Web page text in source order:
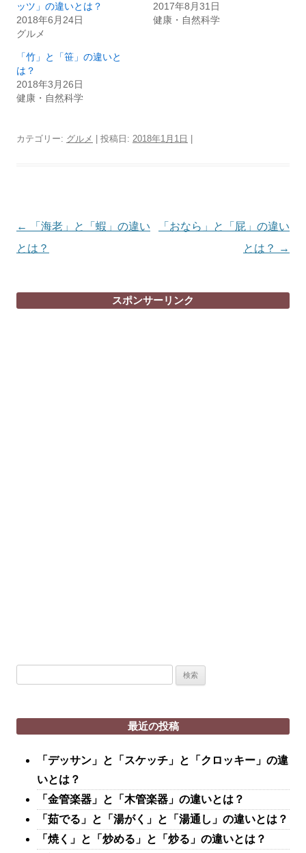
ッツ」の違いとは？
2018年6月24日
グルメ
2017年8月31日
健康・自然科学
「竹」と「笹」の違いと
は？
2018年3月26日
健康・自然科学
カテゴリー: グルメ | 投稿日: 2018年1月1日
投
稿
ビ
←
「海老」と「蝦」の違い
とは？
「おなら」と「屁」の違い
とは？
→
スポンサーリンク
最近の投稿
「デッサン」と「スケッチ」と「クロッキー」の違
いとは？
「金管楽器」と「木管楽器」の違いとは？
「茹でる」と「湯がく」と「湯通し」の違いとは？
「焼く」と「炒める」と「炒る」の違いとは？